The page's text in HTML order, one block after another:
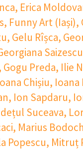
, Erica
, Funny Art (Iași),
, Gelu Rîșca,
Saizescu
Gogu Preda, Ilie
Chișiu,
, Ion Sapdaru,
Suceava,
, Marius
Popescu, Mitruț